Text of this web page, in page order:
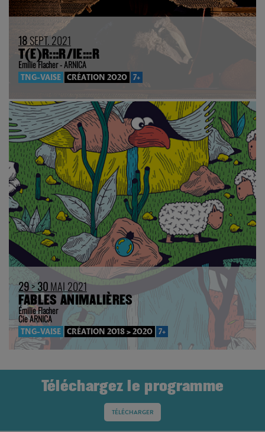
18SEPT. 2021
T(E)R:::R/IE:::R
Emilie Flacher - ARNICA
TNG-VAISE CRÉATION 2020 7+
29>30MAI 2021
FABLES ANIMALIÈRES
Émilie Flacher
Cie ARNICA
TNG-VAISE CRÉATION 2018 > 2020 7+
Téléchargez le programme
TÉLÉCHARGER